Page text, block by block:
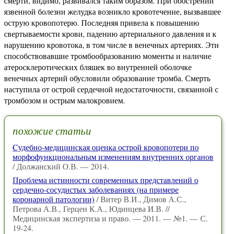
язвенной болезни желудка возникло кровотечение, вызвавшее
острую кровопотерю. Последняя привела к повышению
свертываемости крови, падению артериального давления и к
нарушению кровотока, в том числе в венечных артериях. Эти
способствовавшие тромбообразованию моменты и наличие
атеросклеротических бляшек во внутренней оболочке
венечных артерий обусловили образование тромба. Смерть
наступила от острой сердечной недостаточности, связанной с
тромбозом и острым малокровием.
похожие статьи
Cудебно-медицинская оценка острой кровопотери по
морфофункциональным изменениям внутренних органов
/ Должанский О.В. — 2014.
Проблема истинности современных представлений о
сердечно-сосудистых заболеваниях (на примере
коронарной патологии)/ Витер В.И., Димов А.С.,
Петрова А.В., Герцен К.А., Юдинцева И.В. //
Медицинская экспертиза и право. — 2011. — №1. — С.
19-24.